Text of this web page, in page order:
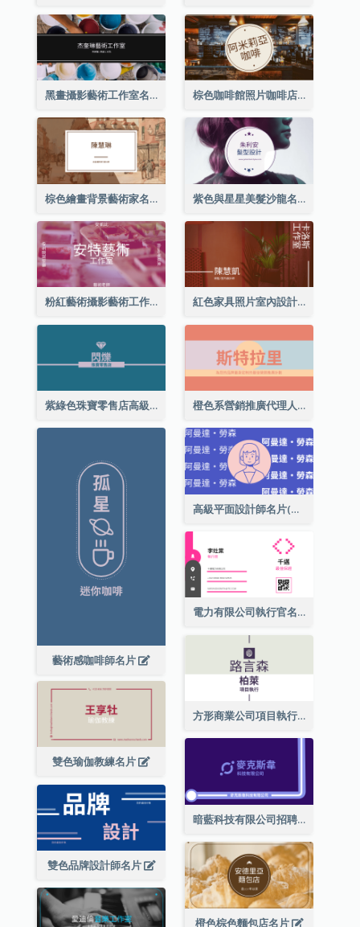
黑畫攝影藝術工作室名片 棕色咖啡館照片咖啡店名片
棕色繪畫背景藝術家名片 紫色與星星美髮沙龍名片
粉紅藝術攝影藝術工作室名片 紅色家具照片室內設計名片
紫綠色珠寶零售店高級總監名片 橙色系營銷推廣代理人名片
藝術感咖啡師名片
高級平面設計師名片(附自畫像)
電力有限公司執行官名片
方形商業公司項目執行總監名片
雙色瑜伽教練名片
暗藍科技有限公司招聘經理名片
雙色品牌設計師名片
橙色棕色麵包店名片